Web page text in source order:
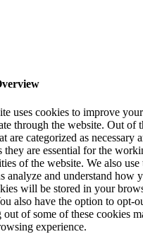
uses cookies to improve
through the website. Out of
are categorized as necessary
they are essential for the
of the website. We also
analyze and understand how
will be stored in your
also have the option to opt-
of some of these cookies
experience.